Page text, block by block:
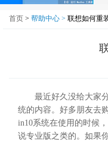
首页 > 帮助中心 > 联想如何重
最近好久没给大家分
统的内容。好多朋友去
in10系统在使用的时候
说专业版之类的。如果